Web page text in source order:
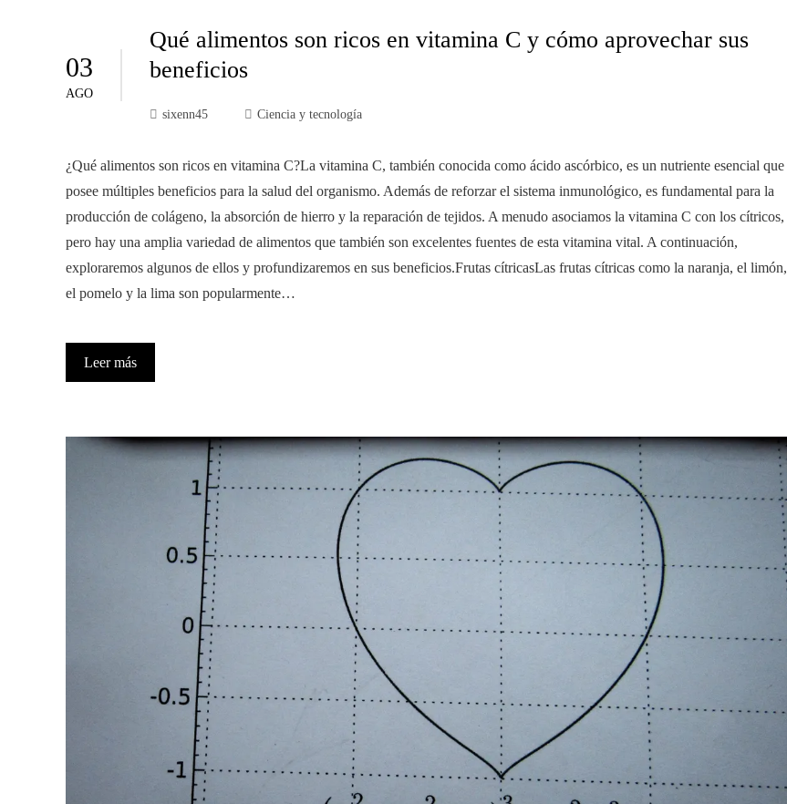
03
AGO
Qué alimentos son ricos en vitamina C y cómo aprovechar sus
beneficios
sixenn45 Ciencia y tecnología
¿Qué alimentos son ricos en vitamina C?La vitamina C, también conocida como ácido ascórbico, es un nutriente esencial que
posee múltiples beneficios para la salud del organismo. Además de reforzar el sistema inmunológico, es fundamental para la
producción de colágeno, la absorción de hierro y la reparación de tejidos. A menudo asociamos la vitamina C con los cítricos,
pero hay una amplia variedad de alimentos que también son excelentes fuentes de esta vitamina vital. A continuación,
exploraremos algunos de ellos y profundizaremos en sus beneficios.Frutas cítricasLas frutas cítricas como la naranja, el limón,
el pomelo y la lima son popularmente…
Leer más